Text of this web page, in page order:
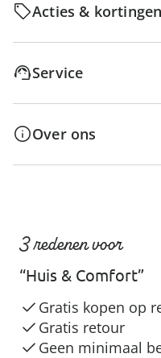
Acties & kortingen
Service
Over ons
3 redenen voor
“Huis & Comfort”
Gratis kopen op
Gratis retour
Geen minimaal